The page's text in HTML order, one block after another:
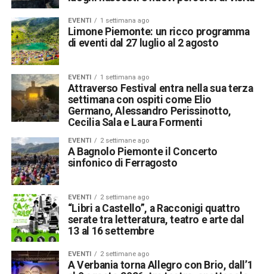
EVENTI 1 settimana ago
Limone Piemonte: un ricco programma
di eventi dal 27 luglio al 2 agosto
EVENTI 1 settimana ago
Attraverso Festival entra nella sua terza
settimana con ospiti come Elio
Germano, Alessandro Perissinotto,
Cecilia Sala e Laura Formenti
EVENTI 2 settimane ago
A Bagnolo Piemonte il Concerto
sinfonico di Ferragosto
EVENTI 2 settimane ago
“Libri a Castello”, a Racconigi quattro
serate tra letteratura, teatro e arte dal
13 al 16 settembre
EVENTI 2 settimane ago
A Verbania torna Allegro con Brio, dall’1